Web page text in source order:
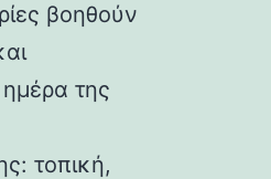
βοηθούν
ημέρα της
τοπική,